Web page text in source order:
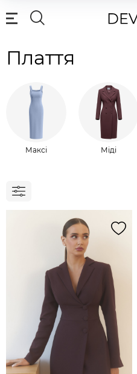
Плаття
Максі Міді